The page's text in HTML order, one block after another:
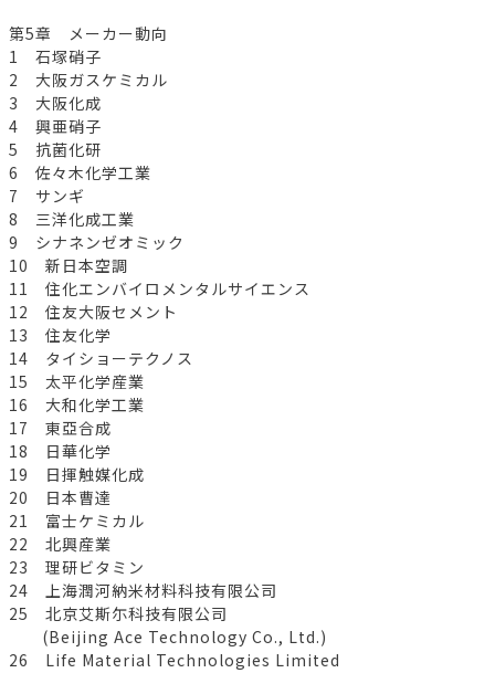
第5章 メーカー動向
1 石塚硝子
2 大阪ガスケミカル
3 大阪化成
4 興亜硝子
5 抗菌化研
6 佐々木化学工業
7 サンギ
8 三洋化成工業
9 シナネンゼオミック
10 新日本空調
11 住化エンバイロメンタルサイエンス
12 住友大阪セメント
13 住友化学
14 タイショーテクノス
15 太平化学産業
16 大和化学工業
17 東亞合成
18 日華化学
19 日揮触媒化成
20 日本曹達
21 富士ケミカル
22 北興産業
23 理研ビタミン
24 上海潤河納米材料科技有限公司
25 北京艾斯尓科技有限公司
(Beijing Ace Technology Co., Ltd.)
26 Life Material Technologies Limited